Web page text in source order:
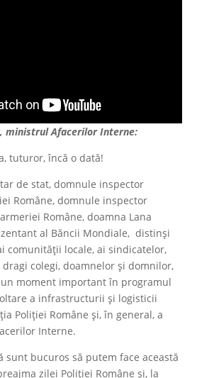
ministrul Afacerilor Interne:
tuturor, încă o dată!
de stat, domnule inspector
Române, domnule inspector
Române, doamna Lana
al Băncii Mondiale, distinși
comunității locale, ai sindicatelor,
dragi colegi, doamnelor și domnilor,
moment important în programul
a infrastructurii și logisticii
Poliției Române și, în general, a
Interne.
sunt bucuros să putem face această
zilei Poliției Române și, la